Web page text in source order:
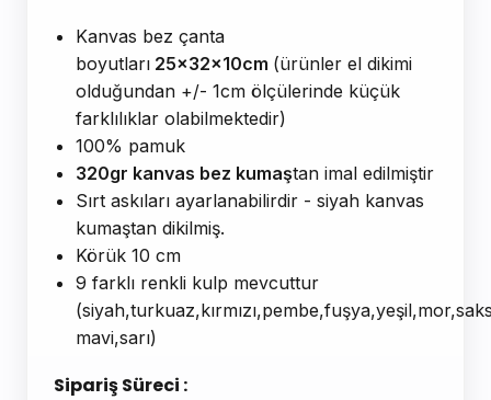
Kanvas bez çanta
boyutları 25x32x10cm (ürünler el dikimi
olduğundan +/- 1cm ölçülerinde küçük
farklılıklar olabilmektedir)
100% pamuk
320gr kanvas bez kumaştan imal edilmiştir
Sırt askıları ayarlanabilirdir - siyah kanvas
kumaştan dikilmiş.
Körük 10 cm
9 farklı renkli kulp mevcuttur
mavi,sarı)
Sipariş Süreci :